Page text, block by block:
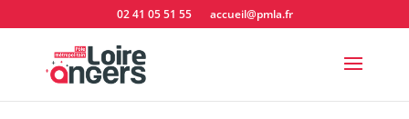
02 41 05 51 55 accueil@pmla.fr